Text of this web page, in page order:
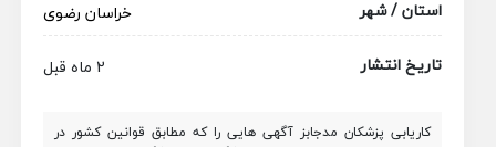
استان / شهر
خراسان رضوی
تاریخ انتشار
2 ماه قبل
کاریابی پزشکان مدجابز آگهی هایی را که مطابق قوانین کشور در